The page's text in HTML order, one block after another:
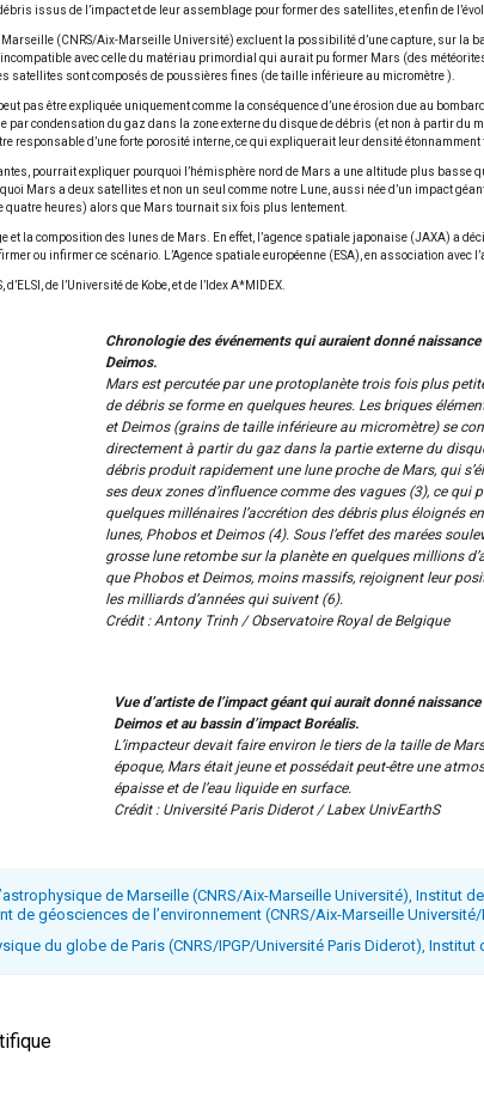
issus de l’impact et de leur assemblage pour former des satellites, et enfin de
(CNRS/Aix-Marseille Université) excluent la possibilité d’une capture, sur
avec celle du matériau primordial qui aurait pu former Mars (des
satellites sont composés de poussières fines (de taille inférieure au micromètre ).
pas être expliquée uniquement comme la conséquence d’une érosion due au
par condensation du gaz dans la zone externe du disque de débris (et non à partir
d’une forte porosité interne, ce qui expliquerait leur densité étonnamment
pourrait expliquer pourquoi l’hémisphère nord de Mars a une altitude plus
Mars a deux satellites et non un seul comme notre Lune, aussi née d’un impact
quatre heures) alors que Mars tournait six fois plus lentement.
et la composition des lunes de Mars. En effet, l’agence spatiale japonaise (JAXA) a
ou infirmer ce scénario. L’Agence spatiale européenne (ESA), en association
de l’Université de Kobe, et de l’Idex A*MIDEX.
Chronologie des événements qui auraient donné
Deimos.
Mars est percutée par une protoplanète trois fois plus
de débris se forme en quelques heures. Les briques
et Deimos (grains de taille inférieure au micromètre) se
directement à partir du gaz dans la partie externe du
débris produit rapidement une lune proche de Mars, qui
ses deux zones d’influence comme des vagues (3), ce qui
quelques millénaires l’accrétion des débris plus éloignés
lunes, Phobos et Deimos (4). Sous l’effet des marées
grosse lune retombe sur la planète en quelques millions
que Phobos et Deimos, moins massifs, rejoignent leur
les milliards d’années qui suivent (6).
Crédit : Antony Trinh / Observatoire Royal de Belgique
Vue d’artiste de l’impact géant qui aurait donné
Deimos et au bassin d’impact Boréalis.
L’impacteur devait faire environ le tiers de la taille de
époque, Mars était jeune et possédait peut-être une
épaisse et de l’eau liquide en surface.
Crédit : Université Paris Diderot / Labex UnivEarthS
de Marseille (CNRS/Aix-Marseille Université), Institut
de géosciences de l’environnement (CNRS/Aix-Marseille
du globe de Paris (CNRS/IPGP/Université Paris Diderot), Institut